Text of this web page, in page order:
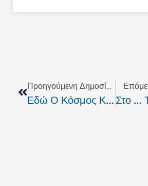
Προηγούμενη Δημοσίευση
Εδώ Ο Κόσμος Καίγεται Και Κάποιοι Κοιτούν Να Οργανωθούν